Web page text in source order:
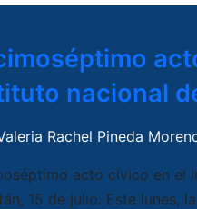
nacional
Rachel Pineda
acto cívico en el
15 de julio. Este lunes,